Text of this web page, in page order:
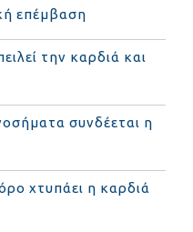
επέμβαση
την καρδιά και
συνδέεται η
χτυπάει η καρδιά